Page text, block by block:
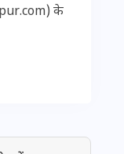
के